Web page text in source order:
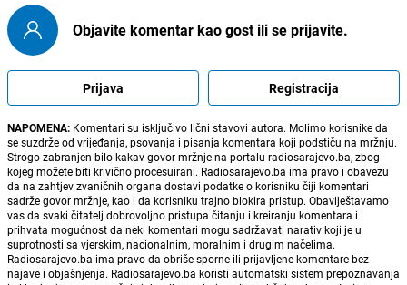
Objavite komentar kao gost ili se prijavite.
Prijava Registracija
NAPOMENA: Komentari su isključivo lični stavovi autora. Molimo korisnike da
se suzdrže od vrijeđanja, psovanja i pisanja komentara koji podstiču na mržnju.
Strogo zabranjen bilo kakav govor mržnje na portalu radiosarajevo.ba, zbog
kojeg možete biti krivično procesuirani. Radiosarajevo.ba ima pravo i obavezu
da na zahtjev zvaničnih organa dostavi podatke o korisniku čiji komentari
sadrže govor mržnje, kao i da korisniku trajno blokira pristup. Obaviještavamo
vas da svaki čitatelj dobrovoljno pristupa čitanju i kreiranju komentara i
prihvata mogućnost da neki komentari mogu sadržavati narativ koji je u
suprotnosti sa vjerskim, nacionalnim, moralnim i drugim načelima.
Radiosarajevo.ba ima pravo da obriše sporne ili prijavljene komentare bez
najave i objašnjenja. Radiosarajevo.ba koristi automatski sistem prepoznavanja